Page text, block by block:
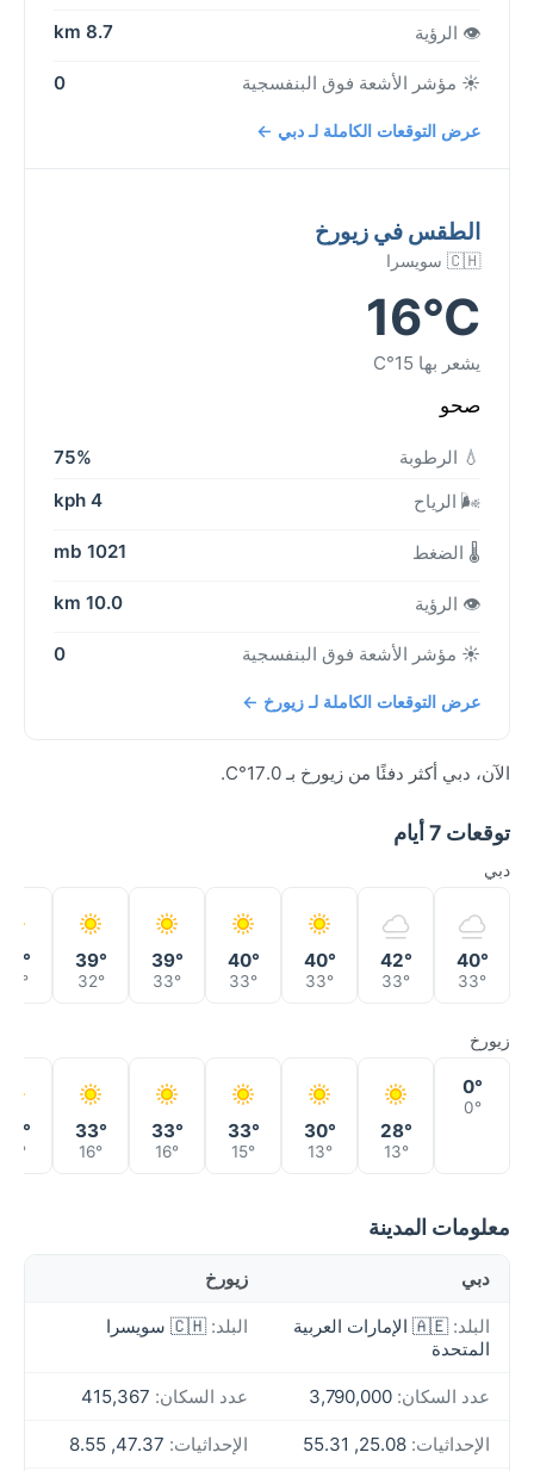
👁️ الرؤية 8.7 km
☀️ مؤشر الأشعة فوق البنفسجية 0
عرض التوقعات الكاملة لـ دبي ←
الطقس في زيورخ
🇨🇭 سويسرا
16°C
يشعر بها 15°C
صحو
💧 الرطوبة
75%
🌬️ الرياح
4 kph
🌡️ الضغط 1021 mb
👁️ الرؤية 10.0 km
☀️ مؤشر الأشعة فوق البنفسجية 0
عرض التوقعات الكاملة لـ زيورخ ←
الآن، دبي أكثر دفئًا من زيورخ بـ 17.0°C.
توقعات 7 أيام
دبي
40°
33°
42°
33°
40°
33°
40°
33°
39°
33°
39°
32°
32°
زيورخ
0°
0°
28°
13°
30°
13°
33°
15°
33°
16°
33°
16°
16°
معلومات المدينة
دبي زيورخ
البلد:
🇦🇪 الإمارات العربية
المتحدة
البلد: 🇨🇭 سويسرا
عدد السكان: عدد السكان:
الإحداثيات: الإحداثيات: